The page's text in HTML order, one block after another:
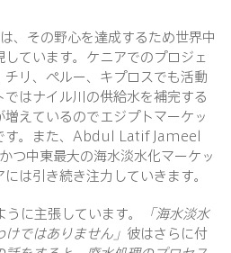
その野心を達成するため世界中
ています。ケニアでのプロジェ
リ、ペルー、キプロスでも活動
はナイル川の供給水を補完する
えているのでエジプトマーケッ
す。また、Abdul Latif Jameel
つ中東最大の海水淡水化マーケッ
は引き続き注力していきます。
に主張しています。
「海水淡水
ではありません」 彼はさらに付